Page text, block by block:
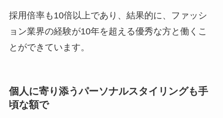
採用倍率も10倍以上であり、結果的に、ファッシ
ョン業界の経験が10年を超える優秀な方と働くこ
とができています。
個人に寄り添うパーソナルスタイリングも手
頃な額で